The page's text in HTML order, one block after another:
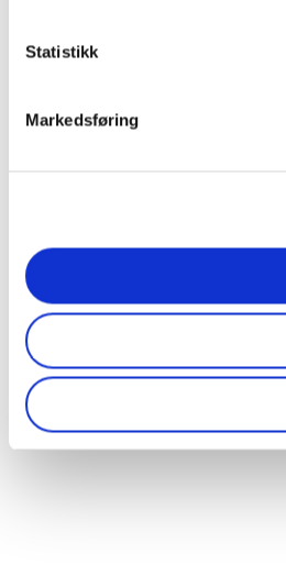
Statistikk
Markedsføring